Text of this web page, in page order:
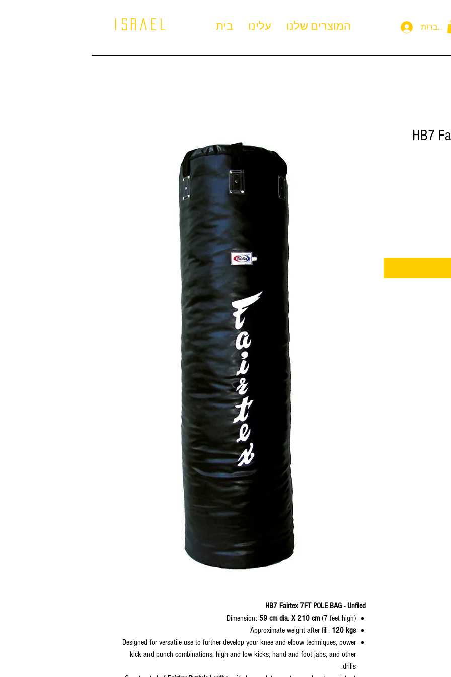
israel בית עלינו המוצרים שלנו
HB7 Fairtex 7FT POLE BAG - Unfiled
Dimension: 59 cm dia. X 210 cm(7 feet high)
Approximate weight after fill: 120 kgs
Designed for versatile use to further develop your knee and elbow techniques, power
kick and punch combinations, high and low kicks, hand and foot jabs, and other
drills.
HB7